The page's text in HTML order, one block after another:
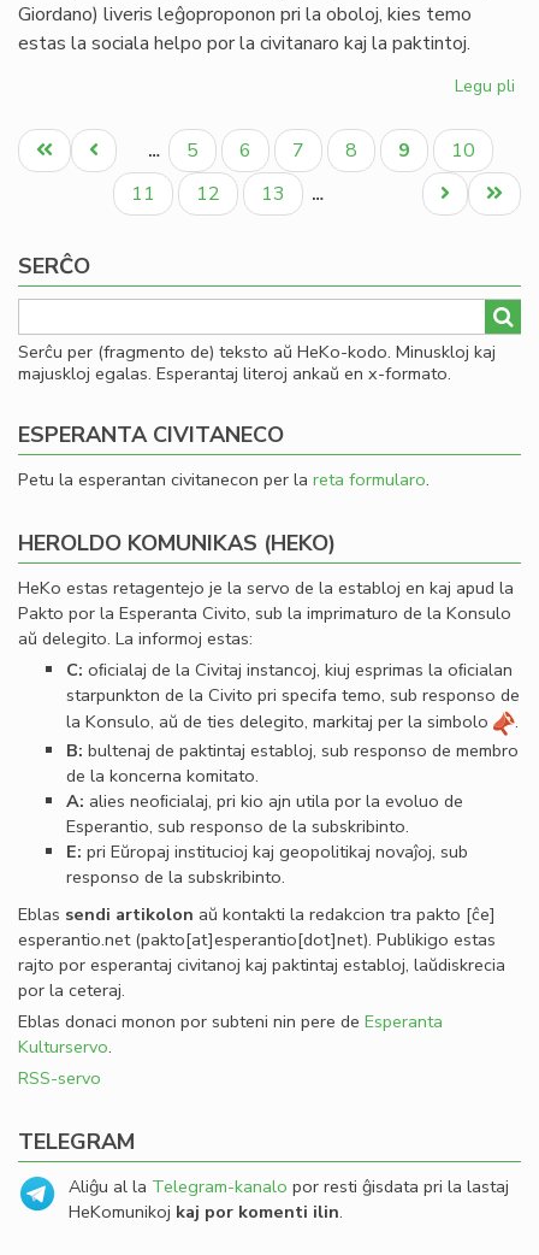
Giordano) liveris leĝoproponon pri la oboloj, kies temo
estas la sociala helpo por la civitanaro kaj la paktintoj.
Legu pli
la
Pagination
Unua
paĝo
Antaŭa
paĝo
… Paĝo
5 Paĝo
6 Paĝo
7 Paĝo
8
Aktuala
paĝo
9 Paĝo
10
Paĝo
11 Paĝo
12 Paĝo
13 …
Last
page
Next
page
SERĈO
Serĉu per (fragmento de) teksto aŭ HeKo-kodo. Minuskloj kaj
majuskloj egalas. Esperantaj literoj ankaŭ en x-formato.
ESPERANTA CIVITANECO
Petu la esperantan civitanecon per la reta formularo.
HEROLDO KOMUNIKAS (HEKO)
HeKo estas retagentejo je la servo de la establoj en kaj apud la
Pakto por la Esperanta Civito, sub la imprimaturo de la Konsulo
aŭ delegito. La informoj estas:
C: oﬁcialaj de la Civitaj instancoj, kiuj esprimas la oﬁcialan
starpunkton de la Civito pri specifa temo, sub responso de
la Konsulo, aŭ de ties delegito, markitaj per la simbolo
.
B: bultenaj de paktintaj establoj, sub responso de membro
de la koncerna komitato.
A: alies neoﬁcialaj, pri kio ajn utila por la evoluo de
Esperantio, sub responso de la subskribinto.
E: pri Eŭropaj institucioj kaj geopolitikaj novaĵoj, sub
responso de la subskribinto.
Eblas sendi artikolon aŭ kontakti la redakcion tra pakto [ĉe]
esperantio.net(pakto[at]esperantio[dot]net). Publikigo estas
rajto por esperantaj civitanoj kaj paktintaj establoj, laŭdiskrecia
por la ceteraj.
Eblas donaci monon por subteni nin pere de Esperanta
Kulturservo.
RSS-servo
TELEGRAM
Aliĝu al la Telegram-kanalo por resti ĝisdata pri la lastaj
HeKomunikoj kaj por komenti ilin.